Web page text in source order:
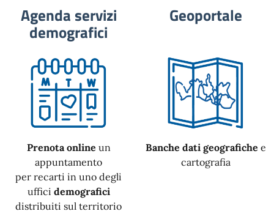
Agenda servizi
demografici
Prenota online un
appuntamento
per recarti in uno degli
uffici demografici
distribuiti sul territorio
Geoportale
Banche dati geografiche e
cartografia